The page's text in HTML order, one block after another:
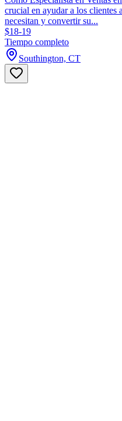
crucial en ayudar a los clientes
necesitan y convertir su...
$18-19
Tiempo completo
Southington, CT